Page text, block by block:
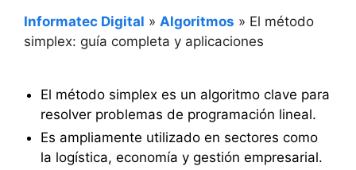
Informatec Digital » Algoritmos » El método
simplex: guía completa y aplicaciones
El método simplex es un algoritmo clave para
resolver problemas de programación lineal.
Es ampliamente utilizado en sectores como
la logística, economía y gestión empresarial.